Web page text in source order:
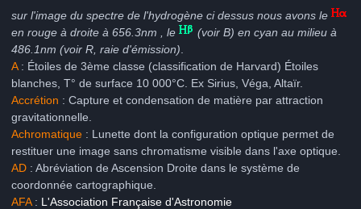
sur l'image du spectre de l'hydrogène ci dessus nous avons le
en rouge à droite à 656.3nm , le
(voir B) en cyan au milieu à
486.1nm (voir R, raie d'émission)
A : Étoiles de 3ème classe (classification de Harvard) Étoiles
blanches, T° de surface 10 000°C. Ex Sirius, Véga, Altaïr.
Accrétion : Capture et condensation de matière par attraction
gravitationnelle.
Achromatique : Lunette dont la configuration optique permet de
restituer une image sans chromatisme visible dans l'axe optique.
AD : Abréviation de Ascension Droite dans le système de
coordonnée cartographique.
AFA: L'Association Française d'Astronomie